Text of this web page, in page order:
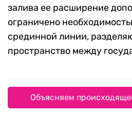
залива ее расширение
ограничено
срединной линии,
пространство между
Объясняем